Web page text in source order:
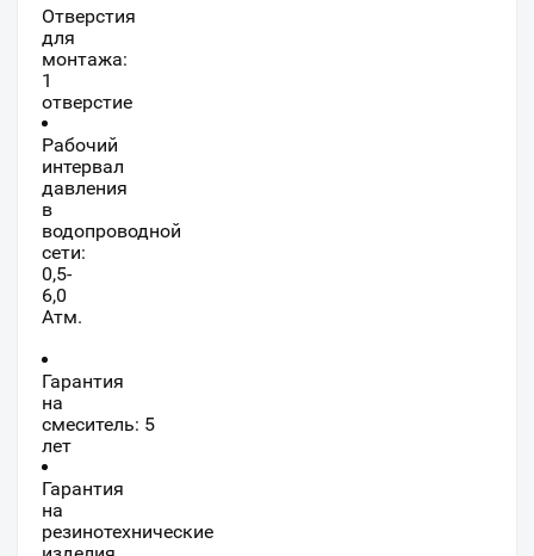
Отверстия
для
монтажа:
1
отверстие
Рабочий
интервал
давления
в
водопроводной
сети:
0,5-
6,0
Атм.
Гарантия
на
смеситель: 5
лет
Гарантия
на
резинотехнические